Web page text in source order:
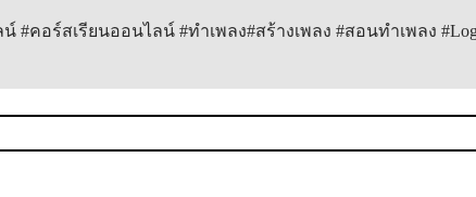
#คอร์สเรียนออนไลน์ #ทำเพลง#สร้างเพลง #สอนทำเพลง